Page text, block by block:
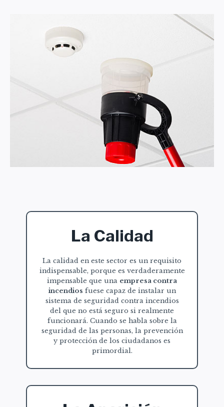
La Calidad
La calidad en este sector es un requisito
indispensable, porque es verdaderamente
impensable que una empresa contra
incendios fuese capaz de instalar un
sistema de seguridad contra incendios
del que no está seguro si realmente
funcionará. Cuando se habla sobre la
seguridad de las personas, la prevención
y protección de los ciudadanos es
primordial.